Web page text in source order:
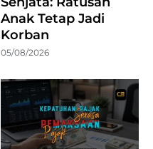
Anak Tetap Jadi
Korban
05/08/2026